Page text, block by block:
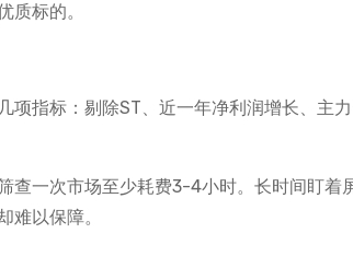
质标的。
项指标：剔除ST、近一年净利润增长、主
查一次市场至少耗费3-4小时。长时间盯着
难以保障。